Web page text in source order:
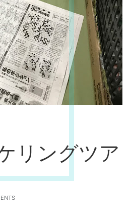
リングツア